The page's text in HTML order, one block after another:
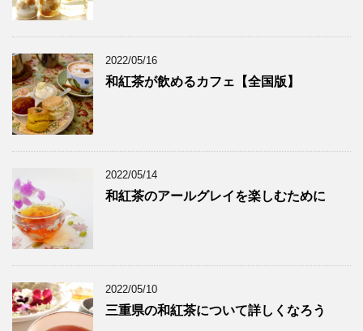
2022/05/16
和紅茶が飲めるカフェ【全国版】
2022/05/14
和紅茶のアールグレイを楽しむために
2022/05/10
三重県の和紅茶について詳しくなろう